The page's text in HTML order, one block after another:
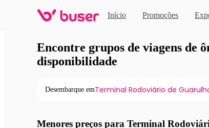
Início Promoções
Viagens de ônibus em
Encontre grupos de viagens de
disponibilidade
Desembarque emTerminal Rodoviário de
Menores preços para Terminal